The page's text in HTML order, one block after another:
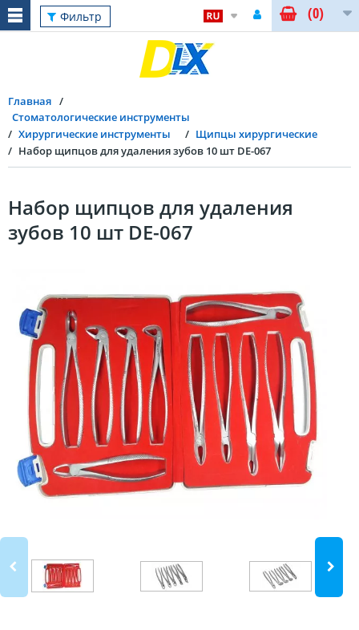
Фильтр (0)
Главная
Стоматологические инструменты
Хирургические инструменты
Щипцы хирургические
Набор щипцов для удаления зубов 10 шт DE-067
Набор щипцов для удаления
зубов 10 шт DE-067